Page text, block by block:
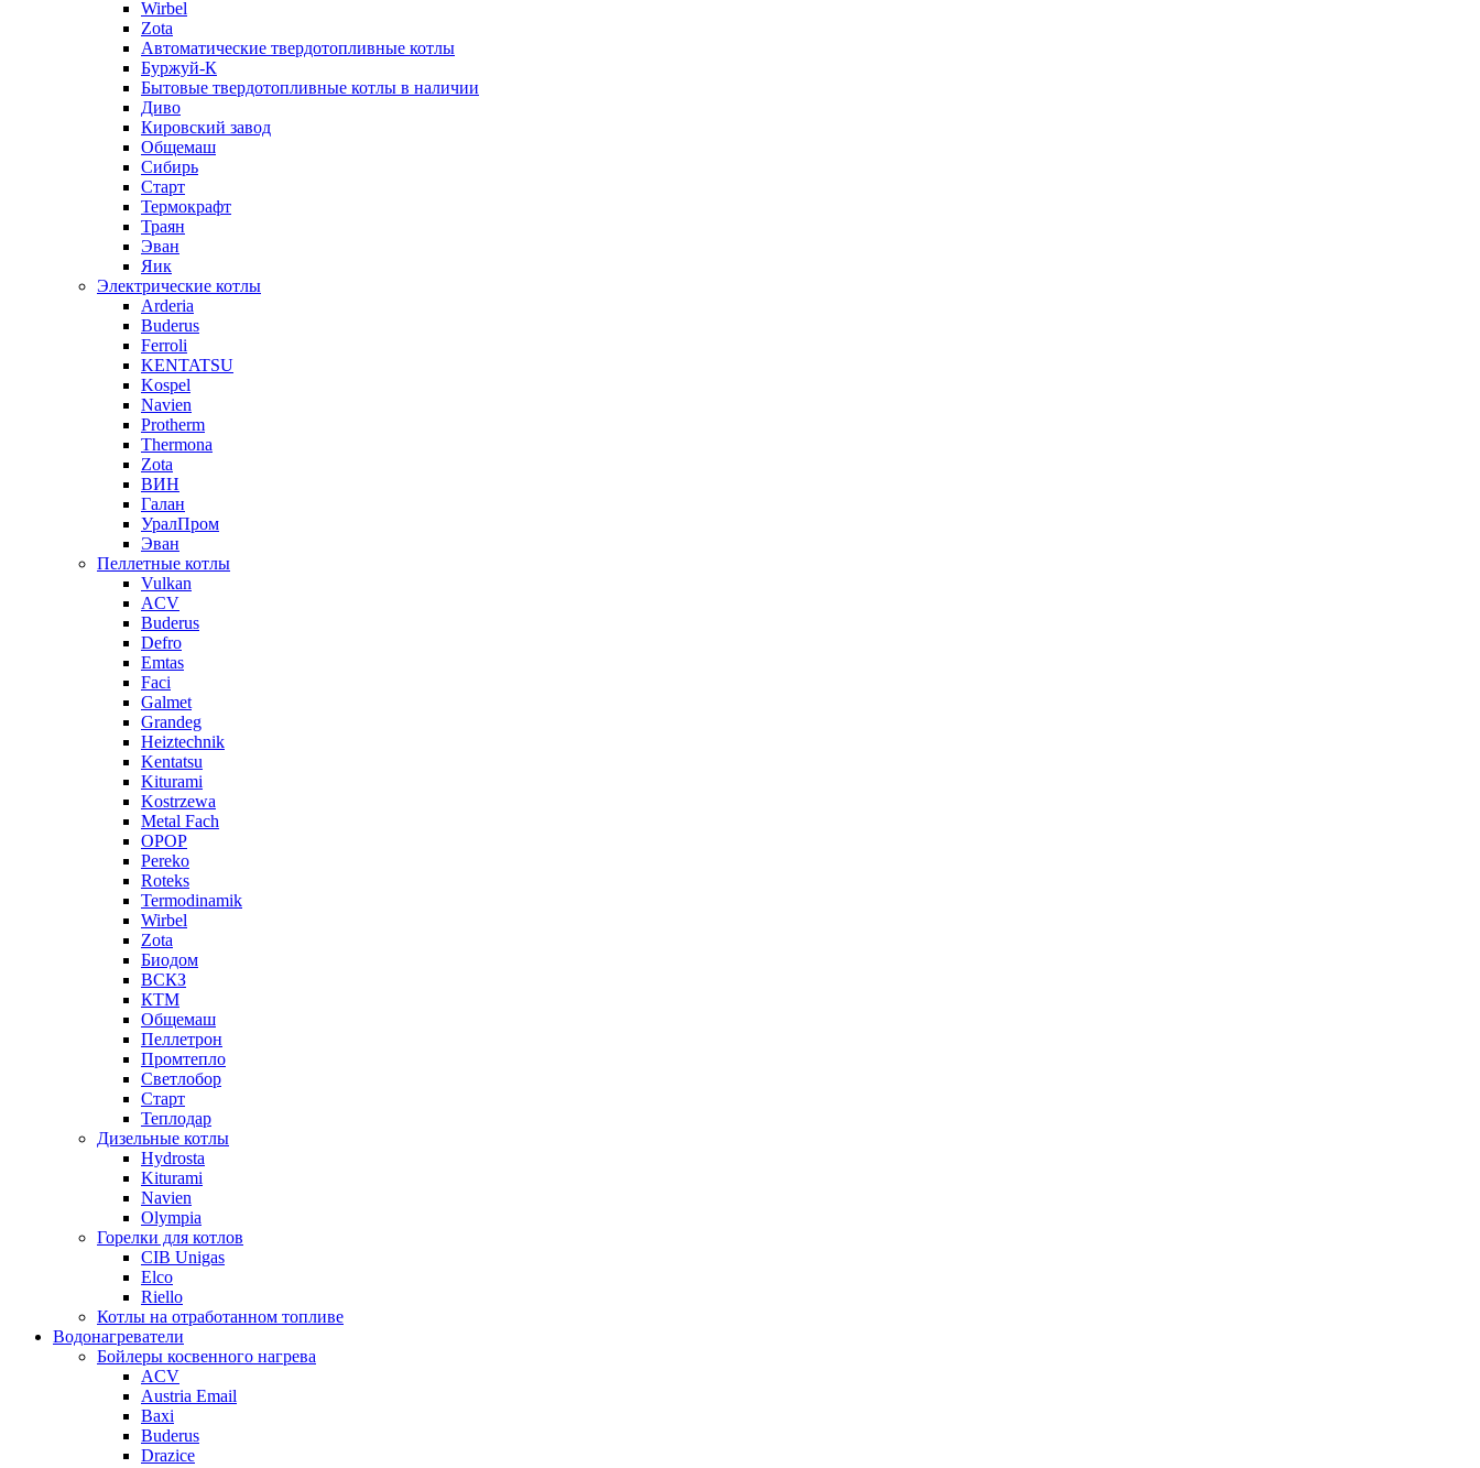
Wirbel
Zota
Автоматические твердотопливные котлы
Буржуй-К
Бытовые твердотопливные котлы в наличии
Диво
Кировский завод
Общемаш
Сибирь
Старт
Термокрафт
Траян
Эван
Яик
Электрические котлы
Arderia
Buderus
Ferroli
KENTATSU
Kospel
Navien
Protherm
Thermona
Zota
ВИН
Галан
УралПром
Эван
Пеллетные котлы
Vulkan
ACV
Buderus
Defro
Emtas
Faci
Galmet
Grandeg
Heiztechnik
Kentatsu
Kiturami
Kostrzewa
Metal Fach
OPOP
Pereko
Roteks
Termodinamik
Wirbel
Zota
Биодом
ВСКЗ
КТМ
Общемаш
Пеллетрон
Промтепло
Светлобор
Старт
Теплодар
Дизельные котлы
Hydrosta
Kiturami
Navien
Olympia
Горелки для котлов
CIB Unigas
Elco
Riello
Котлы на отработанном топливе
Водонагреватели
Бойлеры косвенного нагрева
ACV
Austria Email
Baxi
Buderus
Drazice